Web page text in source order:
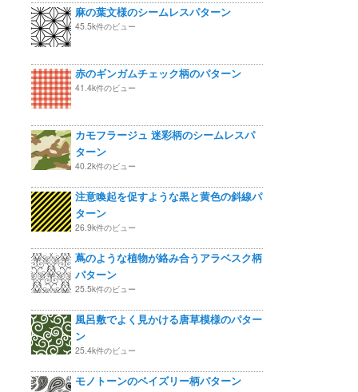
麻の葉文様のシームレスパターン
45.5k件のビュー
赤のギンガムチェック柄のパターン
41.4k件のビュー
カモフラージュ 迷彩柄のシームレスパ
ターン
40.2k件のビュー
注意喚起を促すような黒と黄色の斜線パ
ターン
26.9k件のビュー
蔦のような植物が絡み合うアラベスク柄
パターン
25.5k件のビュー
風呂敷でよく見かける唐草模様のパター
ン
25.4k件のビュー
モノトーンのペイズリー柄パターン